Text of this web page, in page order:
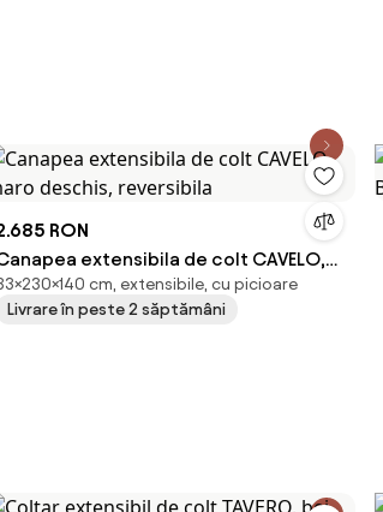
RON
extensibila de colt CAVELO,
deschis, reversibila
cm, extensibile, cu picioare
Livrare în peste 2 săptămâni